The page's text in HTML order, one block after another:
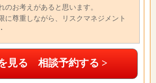
のお考えがあると思います。
に尊重しながら、リスクマネジメント
見る 相談予約する >